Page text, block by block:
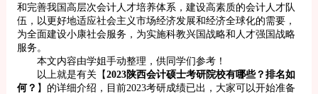
和完善我国高层次会计人才培养体系，建设高素质的会计人才队
伍，以更好地适应社会主义市场经济发展和经济全球化的需要，
为全面建设小康社会服务，为实施科教兴国战略和人才强国战略
服务。
本文内容由学姐手动整理，供同学们参考！
以上就是有关【2023陕西会计硕士考研院校有哪些？排名如
何？ 】的详细介绍，目前2023考研成绩已出，大家可以开始准备